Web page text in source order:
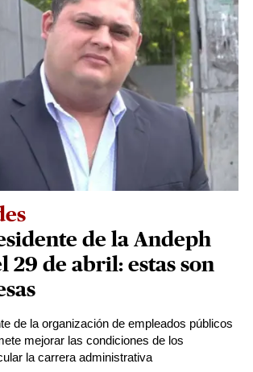
de la Andeph
29 de abril: estas son
de la organización de empleados públicos
mejorar las condiciones de los
la carrera administrativa